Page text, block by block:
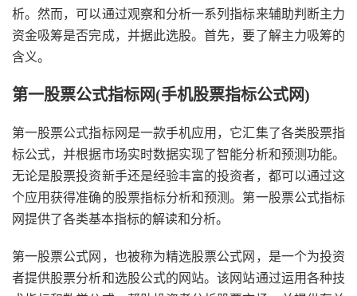
析。然而，可以通过观察和分析一系列指标来辅助判断主力
资金吸筹是否完成，并据此选股。首先，要了解主力吸筹的
含义。
第一股票公式指标网(手机股票指标公式网)
第一股票公式指标网是一款手机应用，它汇集了各类股票指
标公式，并根据市场实时数据实现了智能分析和预测功能。
无论是股票投资新手还是经验丰富的投资者，都可以通过这
个应用获得准确的股票指标分析和预测。第一股票公式指标
网提供了各类基本指标的解读和分析。
第一股票公式网，也被称为精选股票公式网，是一个为投资
者提供股票分析和选股公式的网站。该网站通过运用各种技